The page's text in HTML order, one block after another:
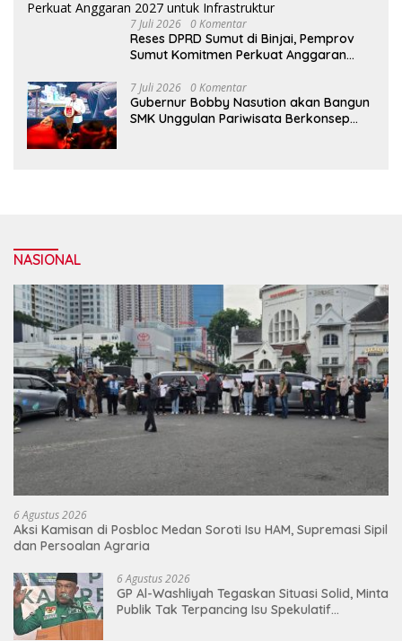
7 Juli 2026 0 Komentar
Reses DPRD Sumut di Binjai, Pemprov
Sumut Komitmen Perkuat Anggaran
7 Juli 2026 0 Komentar
Gubernur Bobby Nasution akan Bangun
SMK Unggulan Pariwisata Berkonsep
NASIONAL
6 Agustus 2026
Aksi Kamisan di Posbloc Medan Soroti Isu HAM, Supremasi Sipil
dan Persoalan Agraria
6 Agustus 2026
GP Al-Washliyah Tegaskan Situasi Solid, Minta
Publik Tak Terpancing Isu Spekulatif